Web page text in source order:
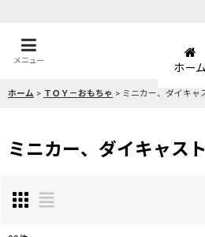
メニュー
ホーム
ホーム > ＴＯＹ－おもちゃ > ミニカー、ダイキャ
ミニカー、ダイキャス